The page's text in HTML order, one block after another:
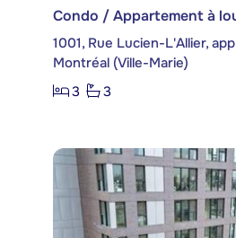
Condo / Appartement à
1001, Rue Lucien-L'Allier,
Montréal (Ville-Marie)
3
3